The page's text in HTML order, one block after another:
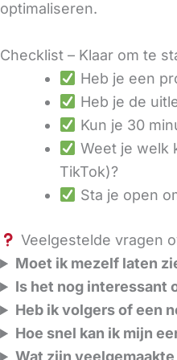
optimaliseren.
Checklist – Klaar om te
Heb je een
Heb je de
Kun je 30
Weet je welk
TikTok)?
Sta je open
Veelgestelde vragen
Moet ik mezelf laten
Is het nog interessant
Heb ik volgers of een
Hoe snel kan ik mijn
Wat zijn